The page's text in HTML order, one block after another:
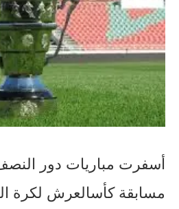
أسفرت مباريات دور
مسابقة كأسالعرش لكرة